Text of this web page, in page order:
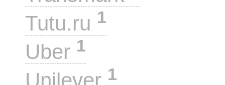
Tutu.ru 1
Uber 1
Unilever 1